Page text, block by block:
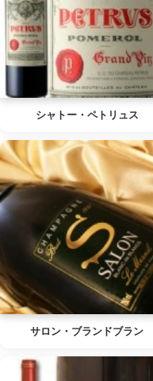
シャトー・ペトリュス
サロン・ブランドブラン